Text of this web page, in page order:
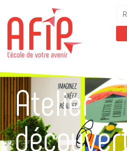
Atelier